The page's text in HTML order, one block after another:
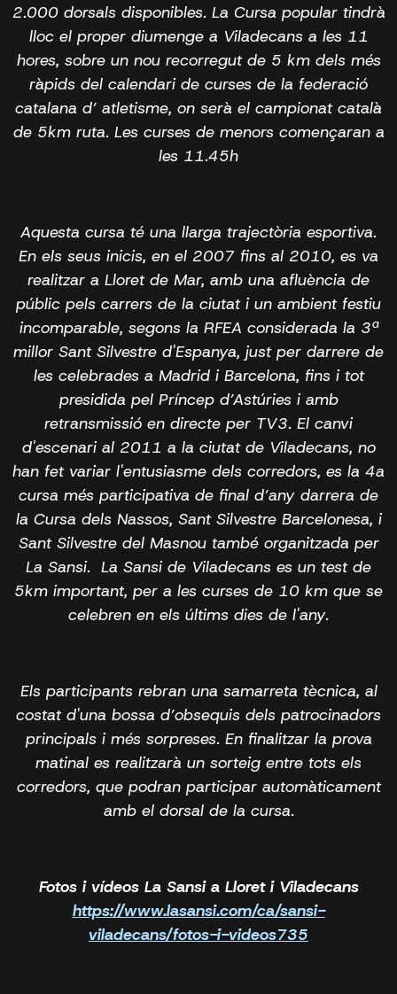
2.000 dorsals disponibles. La Cursa popular tindrà
lloc el proper diumenge a Viladecans a les 11
hores, sobre un nou recorregut de 5 km dels més
ràpids del calendari de curses de la federació
catalana d’ atletisme, on serà el campionat català
de 5km ruta. Les curses de menors començaran a
les 11.45h
Aquesta cursa té una llarga trajectòria esportiva.
En els seus inicis, en el 2007 fins al 2010, es va
realitzar a Lloret de Mar, amb una afluència de
públic pels carrers de la ciutat i un ambient festiu
incomparable, segons la RFEA considerada la 3ª
millor Sant Silvestre d'Espanya, just per darrere de
les celebrades a Madrid i Barcelona, fins i tot
presidida pel Príncep d’Astúries i amb
retransmissió en directe per TV3. El canvi
d'escenari al 2011 a la ciutat de Viladecans, no
han fet variar l'entusiasme dels corredors, es la 4a
cursa més participativa de final d’any darrera de
la Cursa dels Nassos, Sant Silvestre Barcelonesa, i
Sant Silvestre del Masnou també organitzada per
La Sansi. La Sansi de Viladecans es un test de
5km important, per a les curses de 10 km que se
celebren en els últims dies de l'any.
Els participants rebran una samarreta tècnica, al
costat d'una bossa d’obsequis dels patrocinadors
principals i més sorpreses. En finalitzar la prova
matinal es realitzarà un sorteig entre tots els
corredors, que podran participar automàticament
amb el dorsal de la cursa.
Fotos i vídeos La Sansi a Lloret i Viladecans
https://www.lasansi.com/ca/sansi-
viladecans/fotos-i-videos735